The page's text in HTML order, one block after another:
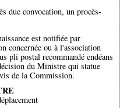
due convocation, un procès-
est notifiée par
concernée ou à l'association
pli postal recommandé endéans
du Ministre qui statue
de la Commission.